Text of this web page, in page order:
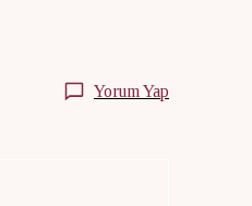
Yorum Yap